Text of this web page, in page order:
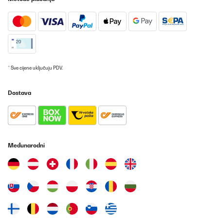
POTVRĐENI PREGLED
08/07/2025
hält Uhren 24h einsatzbereit.
Amazon-Benutzer
Prevedi
* Sve cijene uključuju PDV.
Dostava
Međunarodni